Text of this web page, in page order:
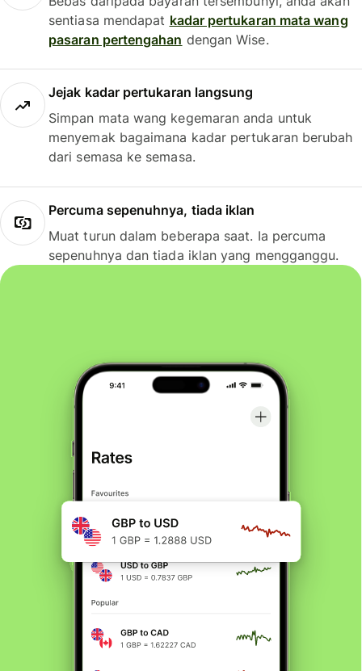
sentiasa mendapat kadar pertukaran mata wang
pasaran pertengahan dengan Wise.
Jejak kadar pertukaran langsung
Simpan mata wang kegemaran anda untuk
menyemak bagaimana kadar pertukaran berubah
dari semasa ke semasa.
Percuma sepenuhnya, tiada iklan
Muat turun dalam beberapa saat. Ia percuma
sepenuhnya dan tiada iklan yang mengganggu.